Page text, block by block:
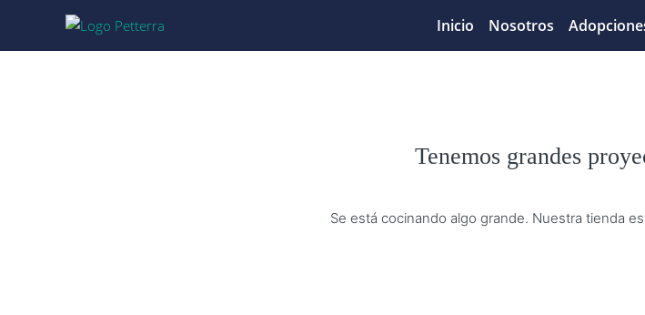
Inicio Nosotros
Tenemos grandes
Se está cocinando algo grande. Nuestra tienda